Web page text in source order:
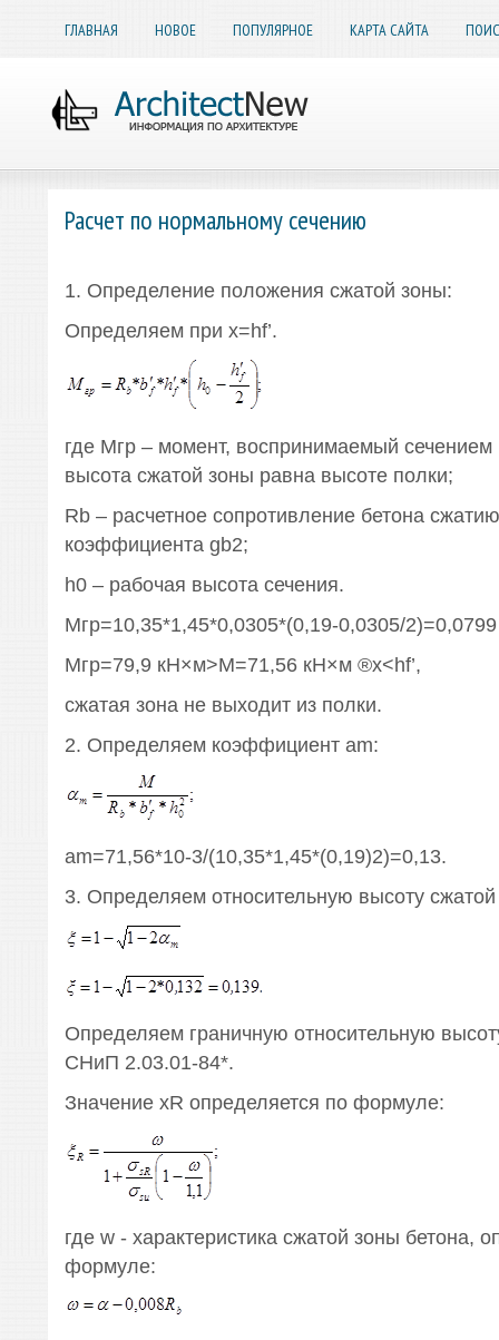
ГЛАВНАЯ НОВОЕ ПОПУЛЯРНОЕ КАРТА САЙТА
Расчет по нормальному сечению
1. Определение положения сжатой зоны:
Определяем при х=hf’.
где Мгр – момент, воспринимаемый сечением
высота сжатой зоны равна высоте полки;
Rb – расчетное сопротивление бетона
коэффициента gb2;
h0 – рабочая высота сечения.
Мгр=10,35*1,45*0,0305*(0,19-0,0305/
Мгр=79,9 кН×м>М=71,56 кН×м ®x<hf’,
сжатая зона не выходит из полки.
2. Определяем коэффициент am:
am=71,56*10-3/(10,35*1,45*(0,19)2)=0,13.
3. Определяем относительную высоту
Определяем граничную относительную
СНиП 2.03.01-84*.
Значение xR определяется по формуле:
где w - характеристика сжатой зоны бетона,
формуле: